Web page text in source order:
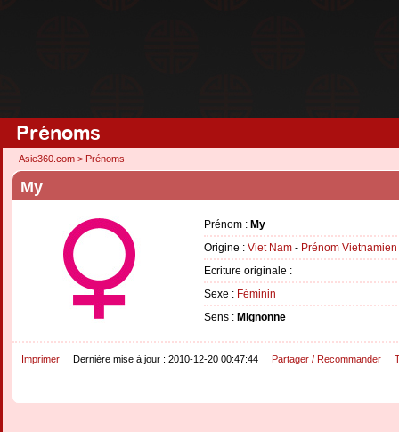
Prénoms
Asie360.com > Prénoms
My
Prénom : My
Origine : Viet Nam - Prénom Vietnamien
Ecriture originale :
Sexe : Féminin
Sens : Mignonne
Imprimer Dernière mise à jour : 2010-12-20 00:47:44 Partager / Recommander